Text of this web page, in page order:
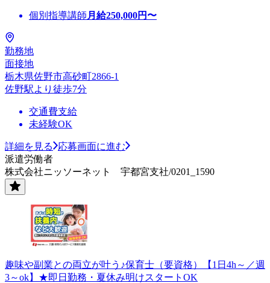
個別指導講師 月給250,000円〜
勤務地
面接地
栃木県佐野市高砂町2866-1
佐野駅より徒歩7分
交通費支給
未経験OK
詳細を見る
応募画面に進む
派遣労働者
株式会社ニッソーネット 宇都宮支社/0201_1590
趣味や副業との両立が叶う♪保育士（要資格）【1日4h～／週
3～ok】★即日勤務・夏休み明けスタートOK